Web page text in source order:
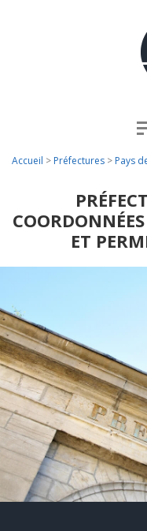
Accueil > Préfectures > Pays
ET